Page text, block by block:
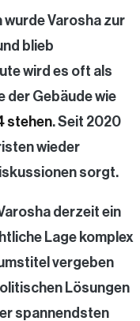
Varosha zur
blieb
wird es oft als
der Gebäude wie
stehen. Seit 2020
wieder
sorgt.
derzeit ein
Lage komplex
vergeben
Lösungen
spannendsten